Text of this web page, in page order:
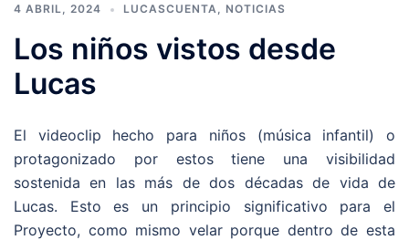
4 ABRIL, 2024 LUCASCUENTA NOTICIAS
Los niños vistos desde
Lucas
El videoclip hecho para niños (música infantil) o
protagonizado por estos tiene una visibilidad
sostenida en las más de dos décadas de vida de
Lucas. Esto es un principio significativo para el
Proyecto, como mismo velar porque dentro de esta